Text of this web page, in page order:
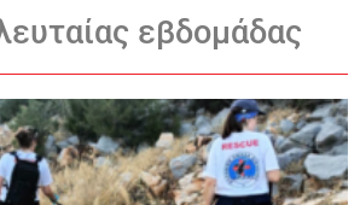
εβδομάδας